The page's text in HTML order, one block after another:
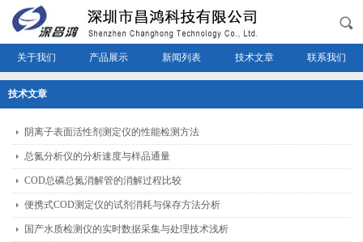
关于我们 产品展示 新闻列表 技术文章 联系我们
技术文章
阴离子表面活性剂测定仪的性能检测方法
总氮分析仪的分析速度与样品通量
COD总磷总氮消解管的消解过程比较
便携式COD测定仪的试剂消耗与保存方法分析
国产水质检测仪的实时数据采集与处理技术浅析